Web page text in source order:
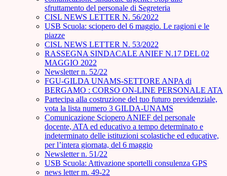
sfruttamento del personale di Segreteria
CISL NEWS LETTER N. 56/2022
USB Scuola: sciopero del 6 maggio. Le ragioni e le
piazze
CISL NEWS LETTER N. 53/2022
RASSEGNA SINDACALE ANIEF N.17 DEL 02
MAGGIO 2022
Newsletter n. 52/22
FGU-GILDA UNAMS-SETTORE ANPA di
BERGAMO : CORSO ON-LINE PERSONALE ATA
Partecipa alla costruzione del tuo futuro previdenziale,
vota la lista numero 3 GILDA-UNAMS
Comunicazione Sciopero ANIEF del personale
docente, ATA ed educativo a tempo determinato e
indeterminato delle istituzioni scolastiche ed educative,
per l’intera giornata, del 6 maggio
Newsletter n. 51/22
USB Scuola: Attivazione sportelli consulenza GPS
news letter m. 49-22